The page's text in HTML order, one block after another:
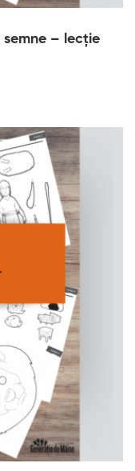
– lecție